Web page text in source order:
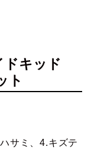
ドキッド
ト
サミ、4.キズテ